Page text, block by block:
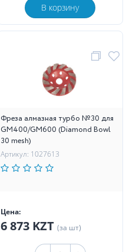
В корзину
Фреза алмазная турбо №30 для
GM400/GM600 (Diamond Bowl
30 mesh)
Артикул: 1027613
Цена:
6 873 KZT (за шт)